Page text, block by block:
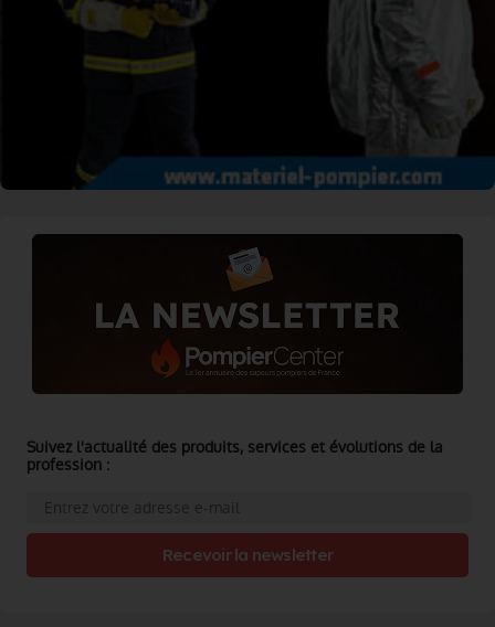
Suivez l'actualité des produits, services et évolutions de la
profession :
Recevoir la newsletter